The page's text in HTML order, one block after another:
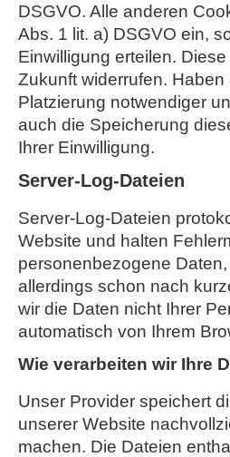
DSGVO. Alle anderen
Abs. 1 lit. a) DSGVO ein,
Einwilligung erteilen.
Zukunft widerrufen.
Platzierung notwendiger
auch die Speicherung
Ihrer Einwilligung.
Server-Log-Dateien
Server-Log-Dateien
Website und halten
personenbezogene
allerdings schon nach
wir die Daten nicht Ihrer
automatisch von Ihrem
Wie verarbeiten wir Ihre
Unser Provider speichert
unserer Website
machen. Die Dateien